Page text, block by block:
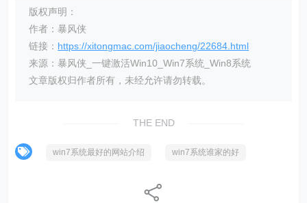
版权声明：
作者：暴风侠
链接： https://xitongmac.com/jiaocheng/22684.html
来源：暴风侠_一键激活Win10_Win7系统_Win8系统
文章版权归作者所有，未经允许请勿转载。
THE END
win7系统最好的网站介绍 win7系统谁家的好